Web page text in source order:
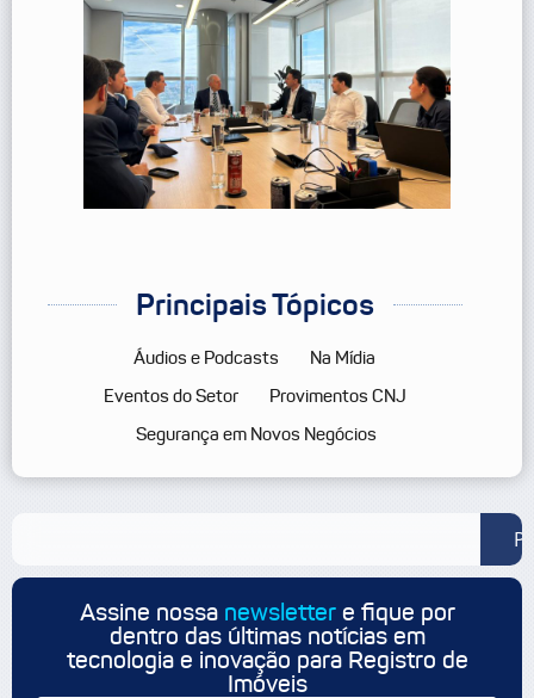
Principais Tópicos
Áudios e Podcasts
Na Mídia
Eventos do Setor
Provimentos CNJ
Segurança em Novos Negócios
Assine nossa newslettere fique por
dentro das últimas notícias em
tecnologia e inovação para Registro de
Imóveis